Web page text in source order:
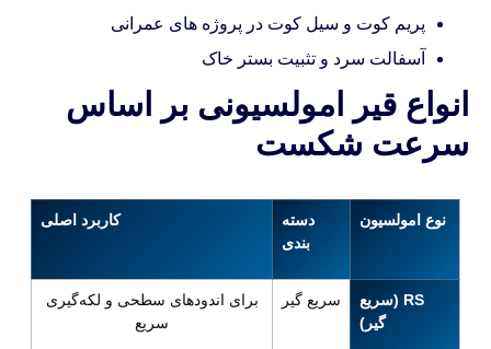
پریم کوت و سیل کوت در پروژه های عمرانی
آسفالت سرد و تثبیت بستر خاک
انواع قیر امولسیونی بر اساس
سرعت شکست
نوع امولسیون
دسته
بندی
کاربرد اصلی
RS (سریع
گیر)
سریع گیر
برای اندودهای سطحی و لکه‌گیری
سریع